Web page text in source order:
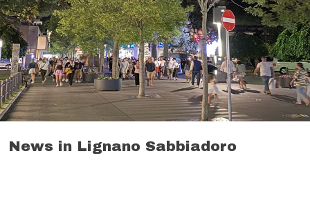
News in Lignano Sabbiadoro